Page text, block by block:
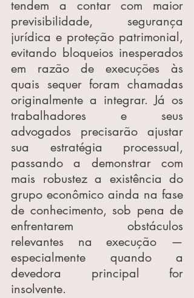
tendem a contar com maior
previsibilidade, segurança
jurídica e proteção patrimonial,
evitando bloqueios inesperados
em razão de execuções às
quais sequer foram chamadas
originalmente a integrar. Já os
trabalhadores e seus
advogados precisarão ajustar
sua estratégia processual,
passando a demonstrar com
mais robustez a existência do
grupo econômico ainda na fase
de conhecimento, sob pena de
enfrentarem obstáculos
relevantes na execução —
especialmente quando a
devedora principal for
insolvente.